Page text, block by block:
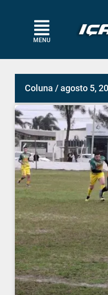
MENU
Coluna / agosto 5,